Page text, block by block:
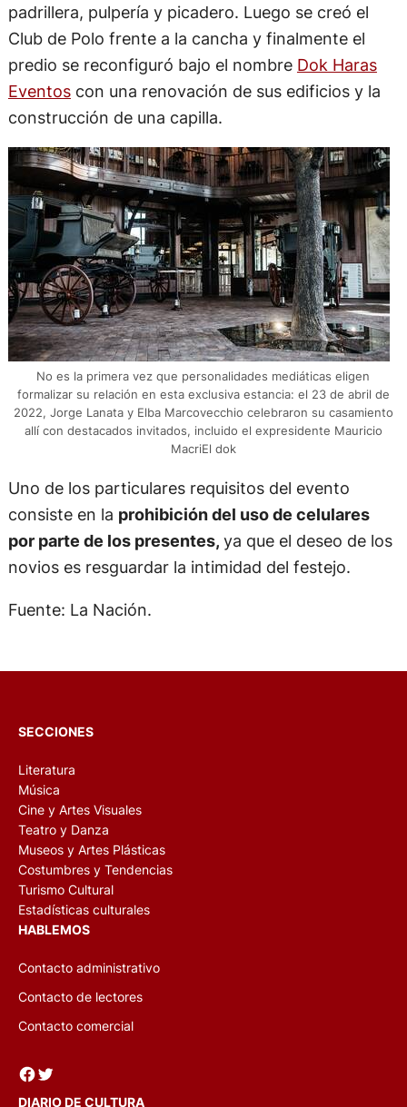
padrillera, pulpería y picadero. Luego se creó el
Club de Polo frente a la cancha y finalmente el
predio se reconfiguró bajo el nombre Dok Haras
Eventoscon una renovación de sus edificios y la
construcción de una capilla.
No es la primera vez que personalidades mediáticas eligen
formalizar su relación en esta exclusiva estancia: el 23 de abril de
2022, Jorge Lanata y Elba Marcovecchio celebraron su casamiento
allí con destacados invitados, incluido el expresidente Mauricio
MacriEl dok
Uno de los particulares requisitos del evento
consiste en la prohibición del uso de celulares
por parte de los presentes, ya que el deseo de los
novios es resguardar la intimidad del festejo.
Fuente: La Nación.
SECCIONES
Literatura
Música
Cine y Artes Visuales
Teatro y Danza
Museos y Artes Plásticas
Costumbres y Tendencias
Turismo Cultural
Estadísticas culturales
HABLEMOS
Contacto administrativo
Contacto de lectores
Contacto comercial
Facebook Twitter
DIARIO DE CULTURA